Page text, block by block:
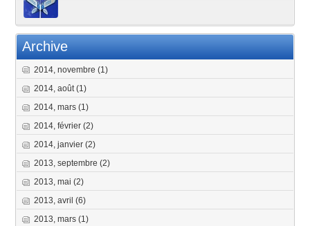
Archive
2014, novembre(1)
2014, août(1)
2014, mars(1)
2014, février(2)
2014, janvier(2)
2013, septembre(2)
2013, mai(2)
2013, avril(6)
2013, mars(1)